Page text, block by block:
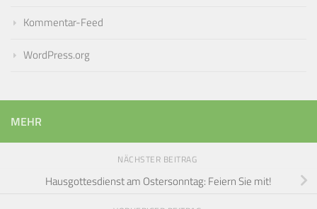
Kommentar-Feed
WordPress.org
MEHR
NÄCHSTER BEITRAG
Hausgottesdienst am Ostersonntag: Feiern Sie mit!